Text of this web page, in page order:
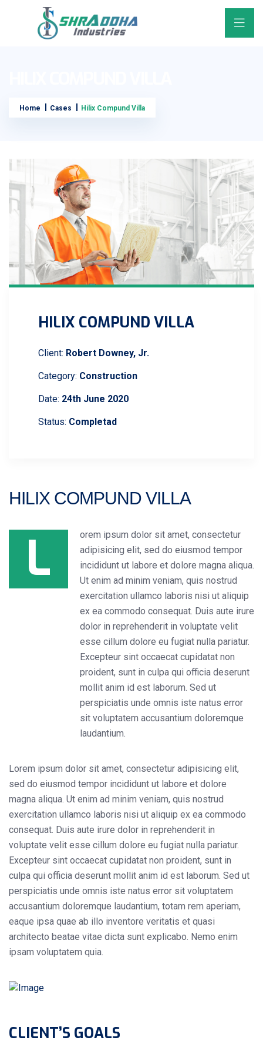
Home Cases Hilix Compund Villa
HILIX COMPUND VILLA
Client: Robert Downey, Jr.
Category: Construction
Date: 24th June 2020
Status: Completad
HILIX COMPUND VILLA
L
orem ipsum dolor sit amet, consectetur
adipisicing elit, sed do eiusmod tempor
incididunt ut labore et dolore magna aliqua.
Ut enim ad minim veniam, quis nostrud
exercitation ullamco laboris nisi ut aliquip
ex ea commodo consequat. Duis aute irure
dolor in reprehenderit in voluptate velit
esse cillum dolore eu fugiat nulla pariatur.
Excepteur sint occaecat cupidatat non
proident, sunt in culpa qui officia deserunt
mollit anim id est laborum. Sed ut
perspiciatis unde omnis iste natus error
sit voluptatem accusantium doloremque
laudantium.
Lorem ipsum dolor sit amet, consectetur adipisicing elit,
sed do eiusmod tempor incididunt ut labore et dolore
magna aliqua. Ut enim ad minim veniam, quis nostrud
exercitation ullamco laboris nisi ut aliquip ex ea commodo
consequat. Duis aute irure dolor in reprehenderit in
voluptate velit esse cillum dolore eu fugiat nulla pariatur.
Excepteur sint occaecat cupidatat non proident, sunt in
culpa qui officia deserunt mollit anim id est laborum. Sed ut
perspiciatis unde omnis iste natus error sit voluptatem
accusantium doloremque laudantium, totam rem aperiam,
eaque ipsa quae ab illo inventore veritatis et quasi
architecto beatae vitae dicta sunt explicabo. Nemo enim
ipsam voluptatem quia.
CLIENT’S GOALS